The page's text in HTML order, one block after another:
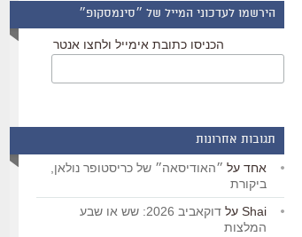
הירשמו לעדכוני המייל של ״סינמסקופ״
הכניסו כתובת אימייל ולחצו אנטר
תגובות אחרונות
אחד על ״האודיסאה״ של כריסטופר נולאן,
ביקורת
Shai על
דוקאביב 2026: שש או שבע
המלצות